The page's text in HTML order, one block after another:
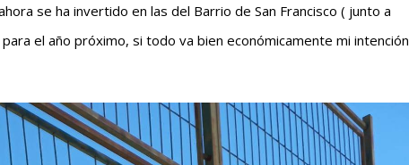
se ha invertido en las del Barrio de San Francisco ( junto a
el año próximo, si todo va bien económicamente mi intención